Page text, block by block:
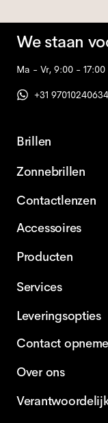
We staan
Ma - Vr, 9:00 - 17:00
+31 97010240634
Brillen
Zonnebrillen
Contactlenzen
Accessoires
Producten
Services
Leveringsopties
Contact
Over ons